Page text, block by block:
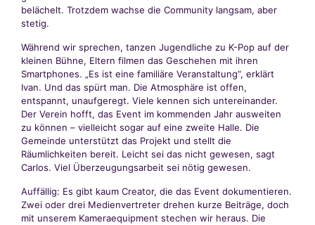
belächelt. Trotzdem wachse die Community langsam, aber
stetig.
Während wir sprechen, tanzen Jugendliche zu K-Pop auf der
kleinen Bühne, Eltern filmen das Geschehen mit ihren
Smartphones. „Es ist eine familiäre Veranstaltung“, erklärt
Ivan. Und das spürt man. Die Atmosphäre ist offen,
entspannt, unaufgeregt. Viele kennen sich untereinander.
Der Verein hofft, das Event im kommenden Jahr ausweiten
zu können – vielleicht sogar auf eine zweite Halle. Die
Gemeinde unterstützt das Projekt und stellt die
Räumlichkeiten bereit. Leicht sei das nicht gewesen, sagt
Carlos. Viel Überzeugungsarbeit sei nötig gewesen.
Auffällig: Es gibt kaum Creator, die das Event dokumentieren.
Zwei oder drei Medienvertreter drehen kurze Beiträge, doch
mit unserem Kameraequipment stechen wir heraus. Die